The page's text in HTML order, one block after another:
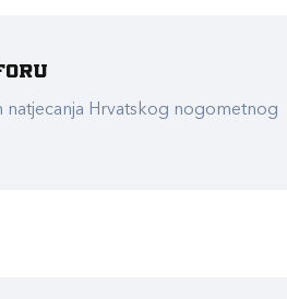
Hrvatskog nogometnog